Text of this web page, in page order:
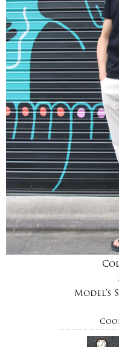
Model's